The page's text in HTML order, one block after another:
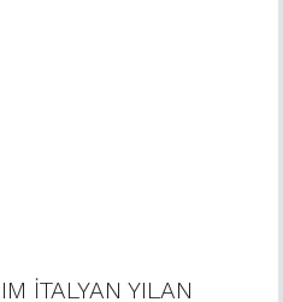
İTALYAN YILAN